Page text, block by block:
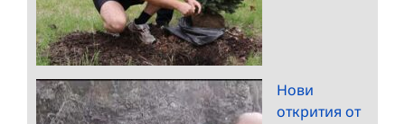
Нови
открития от